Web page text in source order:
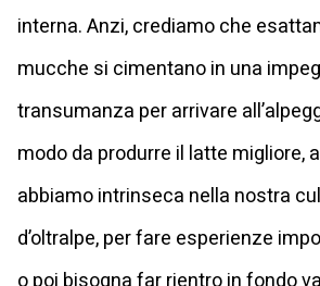
interna. Anzi, crediamo che
mucche si cimentano in una
transumanza per arrivare
modo da produrre il latte migliore,
abbiamo intrinseca nella nostra
d’oltralpe, per fare esperienze